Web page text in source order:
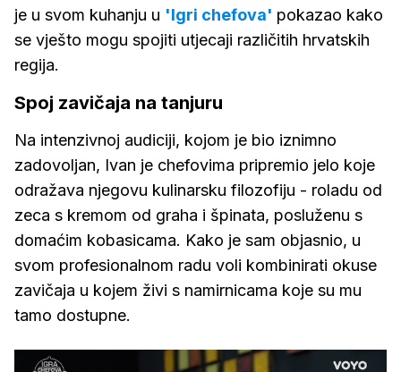
je u svom kuhanju u 'Igri chefova' pokazao kako
se vješto mogu spojiti utjecaji različitih hrvatskih
regija.
Spoj zavičaja na tanjuru
Na intenzivnoj audiciji, kojom je bio iznimno
zadovoljan, Ivan je chefovima pripremio jelo koje
odražava njegovu kulinarsku filozofiju - roladu od
zeca s kremom od graha i špinata, posluženu s
domaćim kobasicama. Kako je sam objasnio, u
svom profesionalnom radu voli kombinirati okuse
zavičaja u kojem živi s namirnicama koje su mu
tamo dostupne.